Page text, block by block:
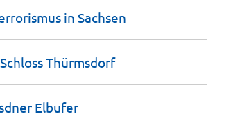
in Sachsen
Thürmsdorf
Elbufer